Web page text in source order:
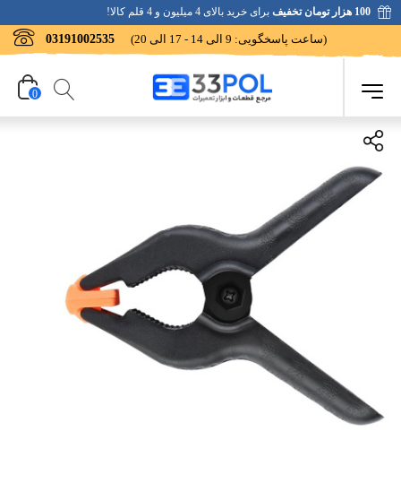
100 هزار تومان تخفیف برای خرید بالای 4 میلیون و 4 قلم کالا!
03191002535 (ساعت پاسخگویی: 9 الی 14 - 17 الی 20)
0